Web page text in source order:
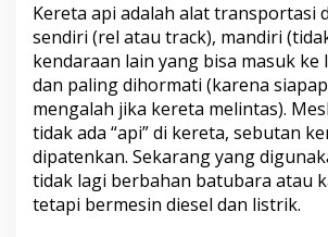
Kereta api adalah alat transportasi
sendiri (rel atau track), mandiri
kendaraan lain yang bisa masuk ke
dan paling dihormati (karena
mengalah jika kereta melintas).
tidak ada “api” di kereta, sebutan
dipatenkan. Sekarang yang
tidak lagi berbahan batubara atau
tetapi bermesin diesel dan listrik.